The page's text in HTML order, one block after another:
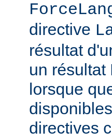
directive
résultat
un résultat
lorsque
directives